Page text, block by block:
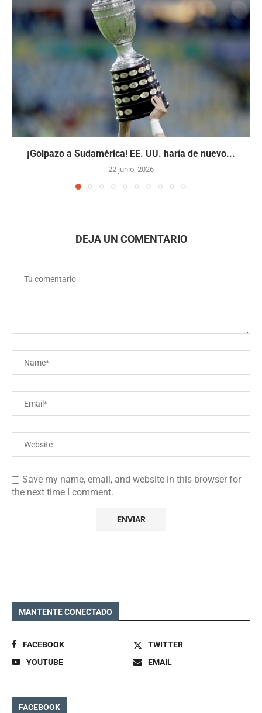
¡Golpazo a Sudamérica! EE. UU. haría de nuevo...
22 junio, 2026
DEJA UN COMENTARIO
Save my name, email, and website in this browser for
the next time I comment.
MANTENTE CONECTADO
FACEBOOK
TWITTER
YOUTUBE
EMAIL
FACEBOOK